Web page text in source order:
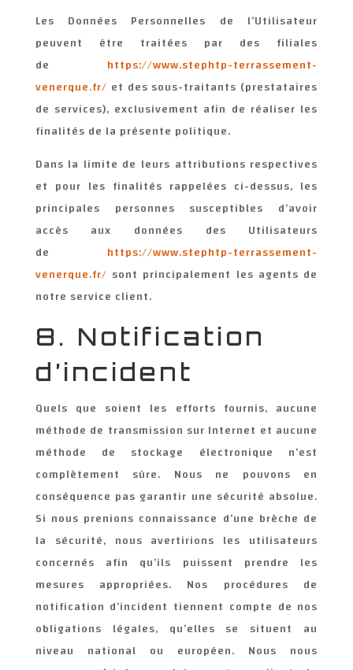
Les Données Personnelles de l’Utilisateur
peuvent être traitées par des filiales
de
https://www.stephtp-terrassement-
venerque.fr/ et des sous-traitants (prestataires
de services), exclusivement afin de réaliser les
finalités de la présente politique.
Dans la limite de leurs attributions respectives
et pour les finalités rappelées ci-dessus, les
principales personnes susceptibles d’avoir
accès aux données des Utilisateurs
de
https://www.stephtp-terrassement-
venerque.fr/ sont principalement les agents de
notre service client.
8. Notification
d’incident
Quels que soient les efforts fournis, aucune
méthode de transmission sur Internet et aucune
méthode de stockage électronique n’est
complètement sûre. Nous ne pouvons en
conséquence pas garantir une sécurité absolue.
Si nous prenions connaissance d’une brèche de
la sécurité, nous avertirions les utilisateurs
concernés afin qu’ils puissent prendre les
mesures appropriées. Nos procédures de
notification d’incident tiennent compte de nos
obligations légales, qu’elles se situent au
niveau national ou européen. Nous nous